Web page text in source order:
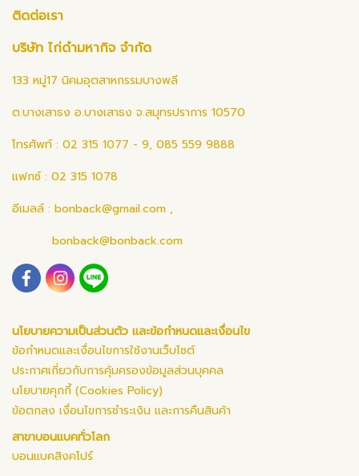
ติดต่อเรา
บริษัท ไก่ดำมหากิจ จำกัด
133 หมู่17 นิคมอุตสาหกรรมบางพลี
ต.บางเสาธง อ.บางเสาธง จ.สมุทรปราการ 10570
โทรศัพท์ : 02 315 1077 - 9, 085 559 9888
แฟกซ์ : 02 315 1078
อีเมลล์ : bonback@gmail.com ,
bonback@bonback.com
นโยบายความเป็นส่วนตัว และข้อกำหนดและเงื่อนไข
ข้อกำหนดและเงื่อนไขการใช้งานเว็บไซต์
ประกาศเกี่ยวกับการคุ้มครองข้อมูลส่วนบุคคล
นโยบายคุกกี้ (Cookies Policy)
ข้อตกลง เงื่อนไขการชำระเงิน และการคืนสินค้า
สาขาบอนแบคทั่วโลก
บอนแบคสิงคโปร์